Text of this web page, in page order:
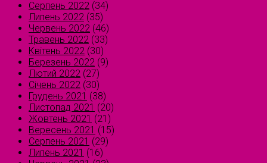
Серпень 2022 (34)
Липень 2022 (35)
Червень 2022 (46)
Травень 2022 (33)
Квітень 2022 (30)
Березень 2022 (9)
Лютий 2022 (27)
Січень 2022 (30)
Грудень 2021 (38)
Листопад 2021 (20)
Жовтень 2021 (21)
Вересень 2021 (15)
Серпень 2021 (29)
Липень 2021 (16)